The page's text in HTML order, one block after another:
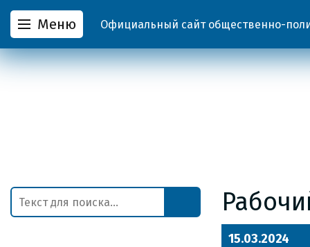
Меню Официальный сайт общественно-
15.03.2024